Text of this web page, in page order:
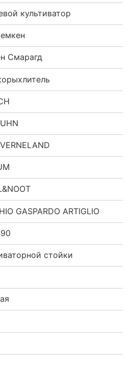
культиватор
Смарагд
GASPARDO ARTIGLIO
стойки